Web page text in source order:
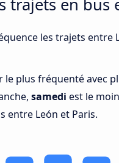
trajets en bus
les trajets
le plus fréquenté avec
samedi est le
entre León et Paris.